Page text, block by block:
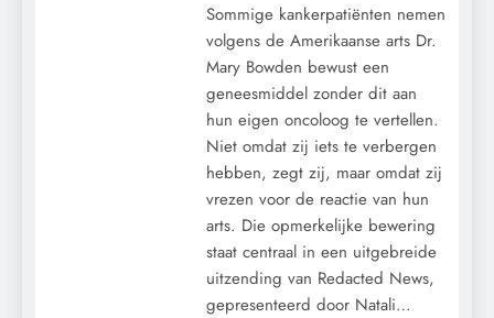
U verdedigt onze democratie niet: u stuurt
Sommige kankerpatiënten nemen
volgens de Amerikaanse arts Dr.
Mary Bowden bewust een
geneesmiddel zonder dit aan
hun eigen oncoloog te vertellen.
Niet omdat zij iets te verbergen
hebben, zegt zij, maar omdat zij
vrezen voor de reactie van hun
arts. Die opmerkelijke bewering
staat centraal in een uitgebreide
uitzending van Redacted News,
gepresenteerd door Natali…